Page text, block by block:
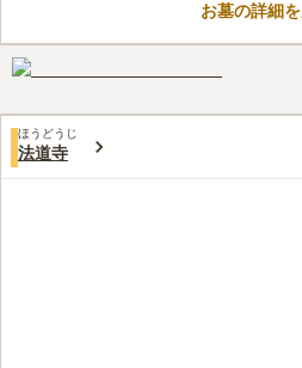
季節によって様々な景色を楽し
すめです。
みんなの評価
3.2 口コ
50代
り大人数でも活用できます。
お墓の詳細
ほうどうじ
法道寺